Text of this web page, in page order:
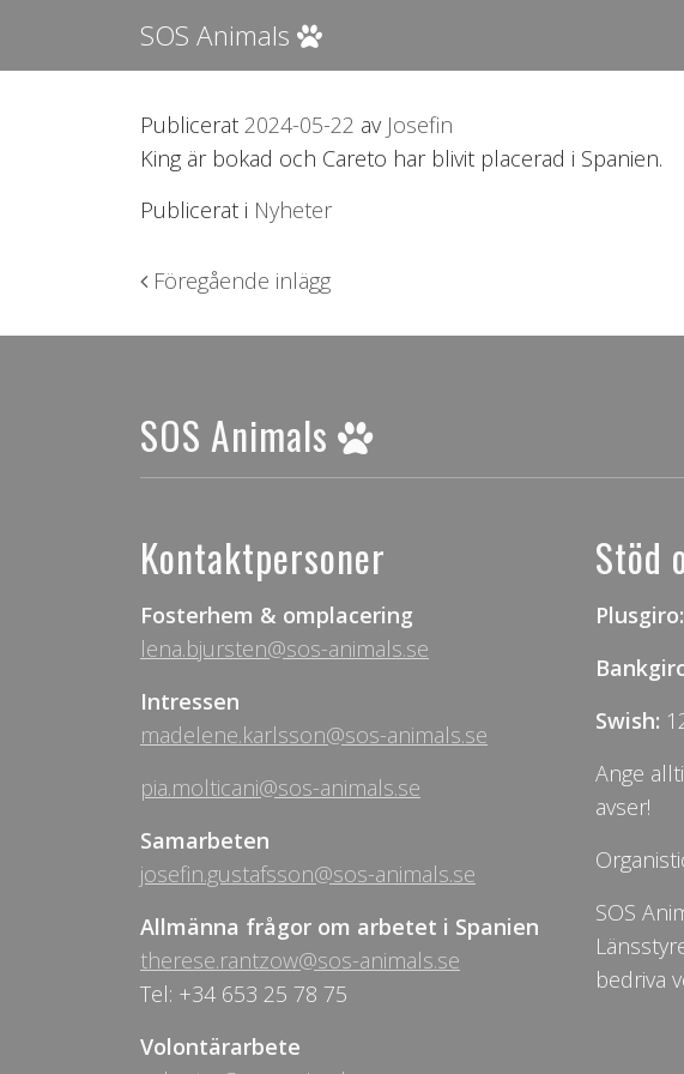
SOS Animals
Publicerat 2024-05-22 av Josefin
King är bokad och Careto har blivit placerad i Spanien.
Publicerat i Nyheter
Inläggsnavigering
Föregående inlägg
SOS Animals
Kontaktpersoner
Fosterhem & omplacering
lena.bjursten@sos-animals.se
Intressen
madelene.karlsson@sos-animals.se
pia.molticani@sos-animals.se
Samarbeten
josefin.gustafsson@sos-animals.se
Allmänna frågor om arbetet i Spanien
therese.rantzow@sos-animals.se
Tel: +34 653 25 78 75
Volontärarbete
Stöd
Plusgiro:
Swish:
Ange
avser!
SOS
bedriva